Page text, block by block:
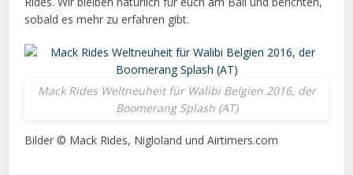
sobald es mehr zu erfahren gibt.
Mack Rides Weltneuheit für Walibi Belgien 2016, der
Boomerang Splash (AT)
Bilder © Mack Rides, Nigloland und Airtimers.com